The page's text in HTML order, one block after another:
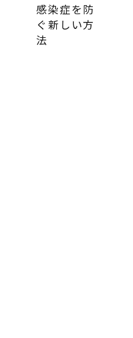
感染症を防
ぐ新しい方
法